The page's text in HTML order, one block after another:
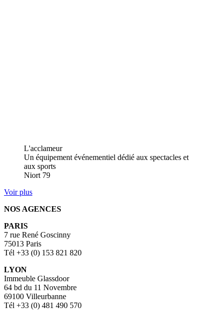
L'acclameur
Un équipement événementiel dédié aux spectacles et
aux sports
Niort 79
Voir plus
NOS AGENCES
PARIS
7 rue René Goscinny
75013 Paris
Tél +33 (0) 153 821 820
LYON
Immeuble Glassdoor
64 bd du 11 Novembre
69100 Villeurbanne
Tél +33 (0) 481 490 570